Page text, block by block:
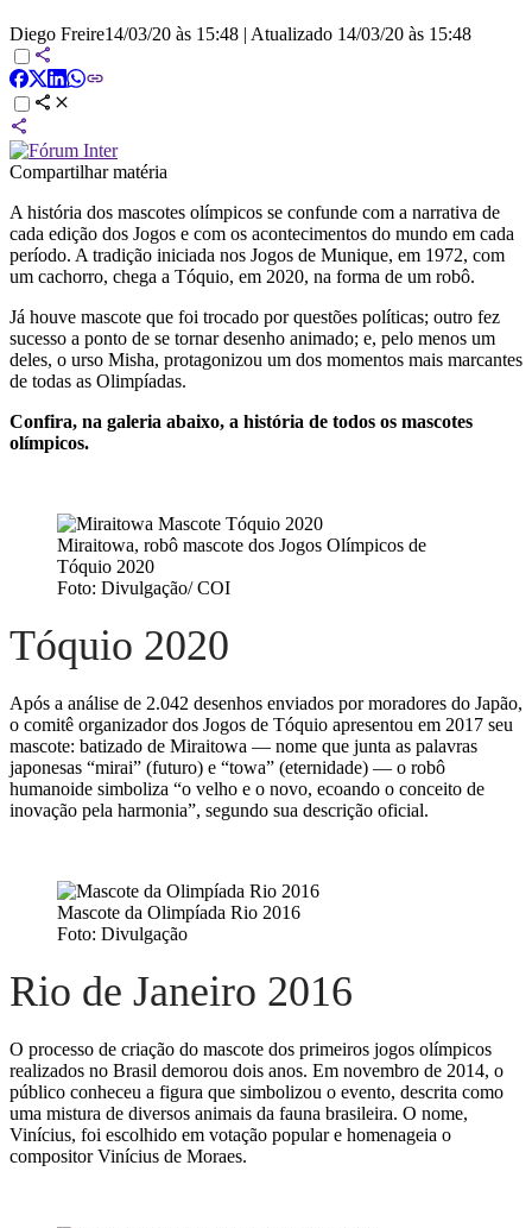
Diego Freire14/03/20 às 15:48 | Atualizado 14/03/20 às 15:48
Compartilhar matéria
A história dos mascotes olímpicos se confunde com a narrativa de
cada edição dos Jogos e com os acontecimentos do mundo em cada
período. A tradição iniciada nos Jogos de Munique, em 1972, com
um cachorro, chega a Tóquio, em 2020, na forma de um robô.
Já houve mascote que foi trocado por questões políticas; outro fez
sucesso a ponto de se tornar desenho animado; e, pelo menos um
deles, o urso Misha, protagonizou um dos momentos mais marcantes
de todas as Olimpíadas.
Confira, na galeria abaixo, a história de todos os mascotes
olímpicos.
Miraitowa, robô mascote dos Jogos Olímpicos de
Tóquio 2020
Foto: Divulgação/ COI
Tóquio 2020
Após a análise de 2.042 desenhos enviados por moradores do Japão,
o comitê organizador dos Jogos de Tóquio apresentou em 2017 seu
mascote: batizado de Miraitowa — nome que junta as palavras
japonesas “mirai” (futuro) e “towa” (eternidade) — o robô
humanoide simboliza “o velho e o novo, ecoando o conceito de
inovação pela harmonia”, segundo sua descrição oficial.
Mascote da Olimpíada Rio 2016
Foto: Divulgação
Rio de Janeiro 2016
O processo de criação do mascote dos primeiros jogos olímpicos
realizados no Brasil demorou dois anos. Em novembro de 2014, o
público conheceu a figura que simbolizou o evento, descrita como
uma mistura de diversos animais da fauna brasileira. O nome,
Vinícius, foi escolhido em votação popular e homenageia o
compositor Vinícius de Moraes.